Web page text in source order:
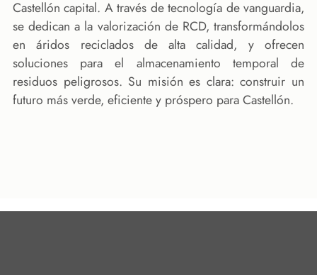
Castellón capital. A través de tecnología de vanguardia,
se dedican a la valorización de RCD, transformándolos
en áridos reciclados de alta calidad, y ofrecen
soluciones para el almacenamiento temporal de
residuos peligrosos. Su misión es clara: construir un
futuro más verde, eficiente y próspero para Castellón.